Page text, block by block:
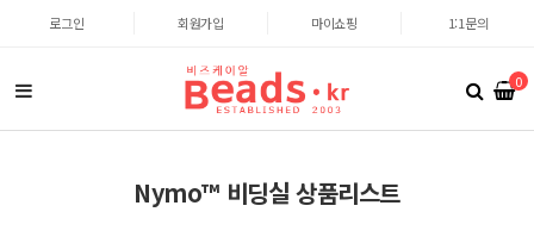
로그인 회원가입 마이쇼핑 1:1문의
0
Nymo™ 비딩실 상품리스트